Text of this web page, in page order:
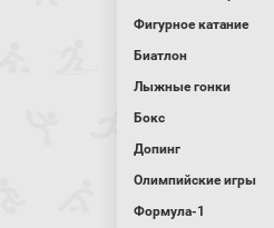
Фигурное катание
Биатлон
Лыжные гонки
Бокс
Допинг
Олимпийские игры
Формула-1